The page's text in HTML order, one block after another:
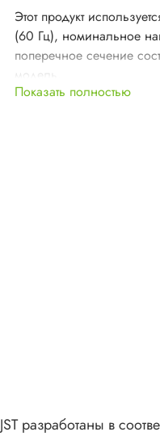
Этот продукт
(60 Гц), номинальное
поперечное сечение
модель.
Показать полностью
в